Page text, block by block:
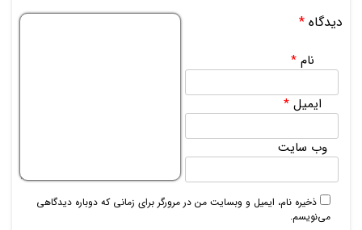
دیدگاه *
نام*
ایمیل*
وب‌ سایت
ذخیره نام، ایمیل و وبسایت من در مرورگر برای زمانی که دوباره دیدگاهی
می‌نویسم.